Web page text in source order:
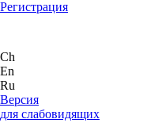
Регистрация
Ch
En
Ru
Версия
для слабовидящих